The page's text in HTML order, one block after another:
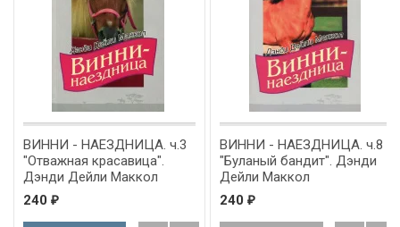
ВИННИ - НАЕЗДНИЦА. ч.3
"Отважная красавица".
Дэнди Дейли Маккол
240 ₽
ВИННИ - НАЕЗДНИЦА. ч.8
"Буланый бандит". Дэнди
Дейли Маккол
240 ₽